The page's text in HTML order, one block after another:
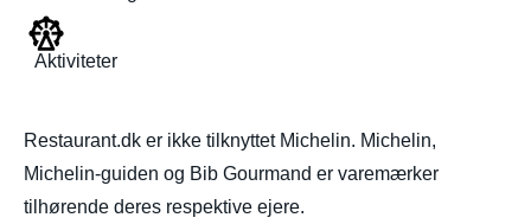
Aktiviteter
Restaurant.dk er ikke tilknyttet Michelin. Michelin,
Michelin-guiden og Bib Gourmand er varemærker
tilhørende deres respektive ejere.